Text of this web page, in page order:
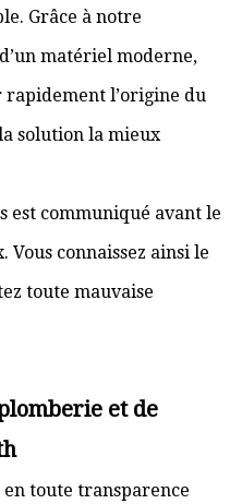
Grâce à notre
matériel moderne,
rapidement l’origine du
solution la mieux
est communiqué avant le
Vous connaissez ainsi le
toute mauvaise
et de
toute transparence